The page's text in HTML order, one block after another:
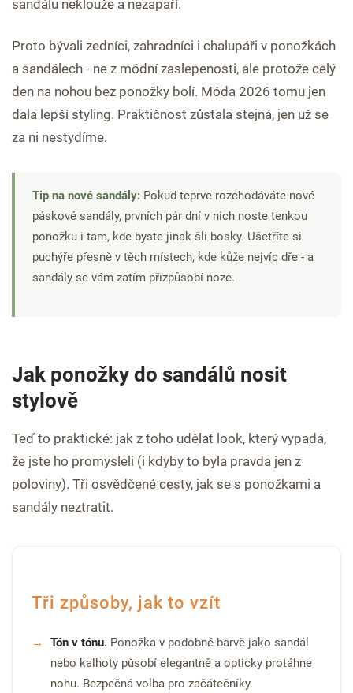
sandálu neklouže a nezapaří.
Proto bývali zedníci, zahradníci i chalupáři v ponožkách
a sandálech - ne z módní zaslepenosti, ale protože celý
den na nohou bez ponožky bolí. Móda 2026 tomu jen
dala lepší styling. Praktičnost zůstala stejná, jen už se
za ni nestydíme.
Tip na nové sandály: Pokud teprve rozchodáváte nové
páskové sandály, prvních pár dní v nich noste tenkou
ponožku i tam, kde byste jinak šli bosky. Ušetříte si
puchýře přesně v těch místech, kde kůže nejvíc dře - a
sandály se vám zatím přizpůsobí noze.
Jak ponožky do sandálů nosit
stylově
Teď to praktické: jak z toho udělat look, který vypadá,
že jste ho promysleli (i kdyby to byla pravda jen z
poloviny). Tři osvědčené cesty, jak se s ponožkami a
sandály neztratit.
Tři způsoby, jak to vzít
Tón v tónu. Ponožka v podobné barvě jako sandál
nebo kalhoty působí elegantně a opticky protáhne
nohu. Bezpečná volba pro začátečníky.